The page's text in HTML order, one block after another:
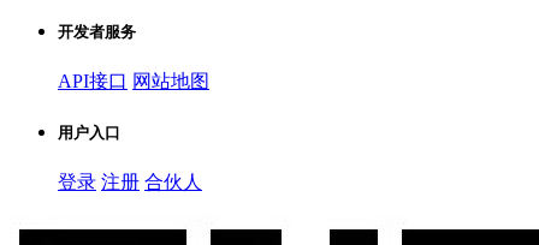
开发者服务
API接口 网站地图
用户入口
登录 注册 合伙人